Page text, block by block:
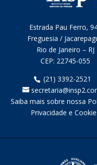
Estrada Pau Ferro,
Freguesia /
Rio de Janeiro – RJ
CEP: 22745-055
(21) 3392-2521
Saiba mais sobre nossa
Privacidade e